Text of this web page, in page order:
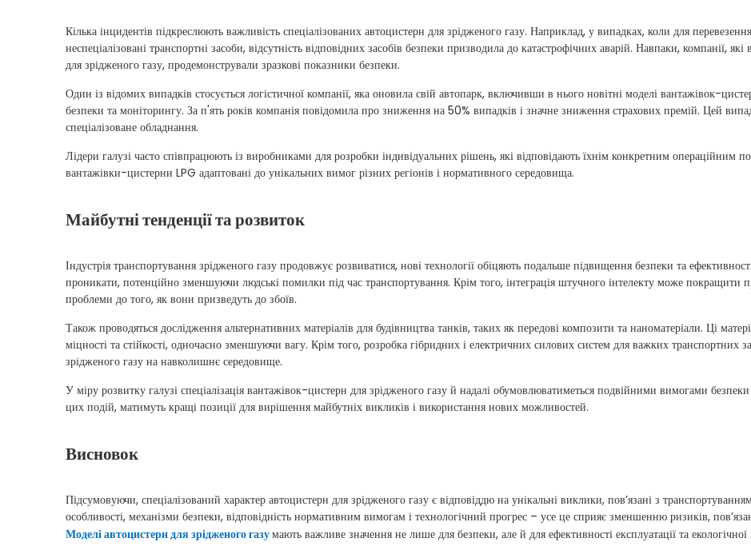
Кілька інцидентів підкреслюють важливість спеціалізованих автоцистерн для зрідженого газу. Наприклад, у випадках, коли для
неспеціалізовані транспортні засоби, відсутність відповідних засобів безпеки призводила до катастрофічних аварій. Навпаки, компанії,
для зрідженого газу, продемонстрували зразкові показники безпеки.
Один із відомих випадків стосується логістичної компанії, яка оновила свій автопарк, включивши в нього новітні моделі вантажівок-
безпеки та моніторингу. За п'ять років компанія повідомила про зниження на 50% випадків і значне зниження страхових премій. Цей
спеціалізоване обладнання.
Лідери галузі часто співпрацюють із виробниками для розробки індивідуальних рішень, які відповідають їхнім конкретним операційним
вантажівки-цистерни LPG адаптовані до унікальних вимог різних регіонів і нормативного середовища.
Майбутні тенденції та розвиток
Індустрія транспортування зрідженого газу продовжує розвиватися, нові технології обіцяють подальше підвищення безпеки та
проникати, потенційно зменшуючи людські помилки під час транспортування. Крім того, інтеграція штучного інтелекту може покращити
проблеми до того, як вони призведуть до збоїв.
Також проводяться дослідження альтернативних матеріалів для будівництва танків, таких як передові композити та наноматеріали. Ці
міцності та стійкості, одночасно зменшуючи вагу. Крім того, розробка гібридних і електричних силових систем для важких
зрідженого газу на навколишнє середовище.
У міру розвитку галузі спеціалізація вантажівок-цистерн для зрідженого газу й надалі обумовлюватиметься подвійними вимогами
цих подій, матимуть кращі позиції для вирішення майбутніх викликів і використання нових можливостей.
Висновок
Підсумовуючи, спеціалізований характер автоцистерн для зрідженого газу є відповіддю на унікальні виклики, пов’язані з
особливості, механізми безпеки, відповідність нормативним вимогам і технологічний прогрес – усе це сприяє зменшенню ризиків,
Моделі автоцистерн для зрідженого газумають важливе значення не лише для безпеки, але й для ефективності експлуатації та екологічної